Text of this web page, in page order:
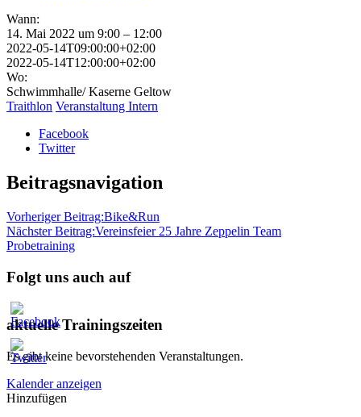
Wann:
14. Mai 2022 um 9:00 – 12:00
2022-05-14T09:00:00+02:00
2022-05-14T12:00:00+02:00
Wo:
Schwimmhalle/ Kaserne Geltow
Traithlon Veranstaltung Intern
Facebook
Twitter
Beitragsnavigation
Vorheriger Beitrag:Bike&Run
Nächster Beitrag:Vereinsfeier 25 Jahre Zeppelin Team
Probetraining
Folgt uns auch auf
aktuelle Trainingszeiten
Es gibt keine bevorstehenden Veranstaltungen.
Kalender anzeigen
Hinzufügen